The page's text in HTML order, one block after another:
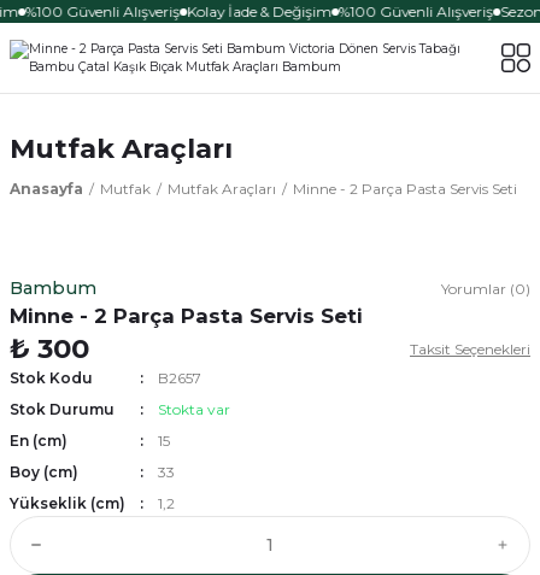
%100 Güvenli Alışveriş Kolay İade & Değişim %100 Güvenli Alışveriş
Mutfak Araçları
Anasayfa Mutfak Mutfak Araçları Minne - 2 Parça Pasta Servis Seti
Bambum Yorumlar (0)
Minne - 2 Parça Pasta Servis Seti
₺ 300
Taksit Seçenekleri
Stok Kodu
B2657
Stok Durumu
Stokta var
En (cm)
15
Boy (cm)
33
Yükseklik (cm)
1,2